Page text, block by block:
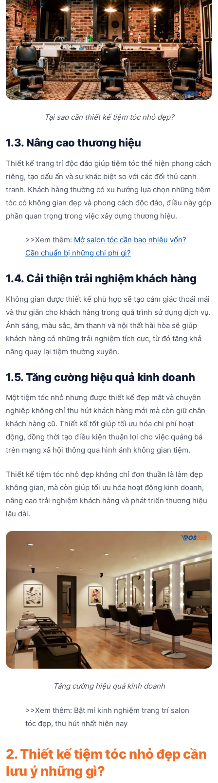
Tại sao cần thiết kế tiệm tóc nhỏ đẹp?
1.3. Nâng cao thương hiệu
Thiết kế trang trí độc đáo giúp tiệm tóc thể hiện phong cách
riêng, tạo dấu ấn và sự khác biệt so với các đối thủ cạnh
tranh. Khách hàng thường có xu hướng lựa chọn những tiệm
tóc có không gian đẹp và phong cách độc đáo, điều này góp
phần quan trọng trong việc xây dựng thương hiệu.
>>Xem thêm: Mở salon tóc cần bao nhiêu vốn?
Cần chuẩn bị những chi phí gì?
1.4. Cải thiện trải nghiệm khách hàng
Không gian được thiết kế phù hợp sẽ tạo cảm giác thoải mái
và thư giãn cho khách hàng trong quá trình sử dụng dịch vụ.
Ánh sáng, màu sắc, âm thanh và nội thất hài hòa sẽ giúp
khách hàng có những trải nghiệm tích cực, từ đó tăng khả
năng quay lại tiệm thường xuyên.
1.5. Tăng cường hiệu quả kinh doanh
Một tiệm tóc nhỏ nhưng được thiết kế đẹp mắt và chuyên
nghiệp không chỉ thu hút khách hàng mới mà còn giữ chân
khách hàng cũ. Thiết kế tốt giúp tối ưu hóa chi phí hoạt
động, đồng thời tạo điều kiện thuận lợi cho việc quảng bá
trên mạng xã hội thông qua hình ảnh không gian tiệm.
Thiết kế tiệm tóc nhỏ đẹp không chỉ đơn thuần là làm đẹp
không gian, mà còn giúp tối ưu hóa hoạt động kinh doanh,
nâng cao trải nghiệm khách hàng và phát triển thương hiệu
lâu dài.
Tăng cường hiệu quả kinh doanh
>>Xem thêm: Bật mí kinh nghiệm trang trí salon
tóc đẹp, thu hút nhất hiện nay
2. Thiết kế tiệm tóc nhỏ đẹp cần
lưu ý những gì?